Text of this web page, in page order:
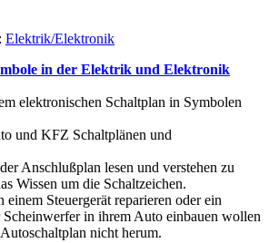
Elektrik/Elektronik
in der Elektrik und Elektronik
elektronischen Schaltplan in Symbolen
und KFZ Schaltplänen und
Anschlußplan lesen und verstehen zu
Wissen um die Schaltzeichen.
Steuergerät reparieren oder ein
in ihrem Auto einbauen wollen
nicht herum.